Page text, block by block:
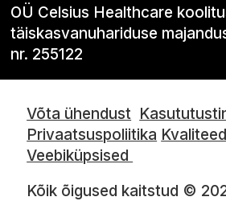
OÜ Celsius Healthcare
täiskasvanuhariduse
nr. 255122
Võta ühendust
Privaatsuspoliitika
Veebiküpsised
Kõik õigused kaitstud ©